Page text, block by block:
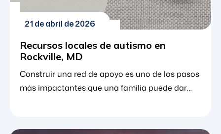
21 de abril de 2026
Recursos locales de autismo en
Rockville, MD
Construir una red de apoyo es uno de los pasos
más impactantes que una familia puede dar
conductual aplicado (terapia ABA)